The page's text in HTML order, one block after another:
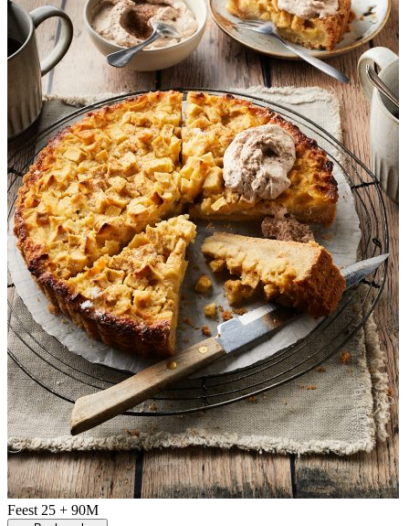
Feest 25 + 90M